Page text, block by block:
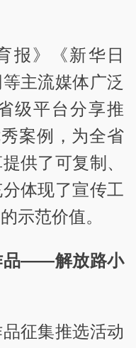
报》《新华日
主流媒体广泛
级平台分享推
案例，为全省
供了可复制、
体现了宣传工
示范价值。
品——解放路小
征集推选活动